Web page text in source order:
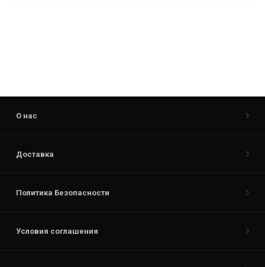
О нас
Доставка
Политика Безопасности
Условия соглашения